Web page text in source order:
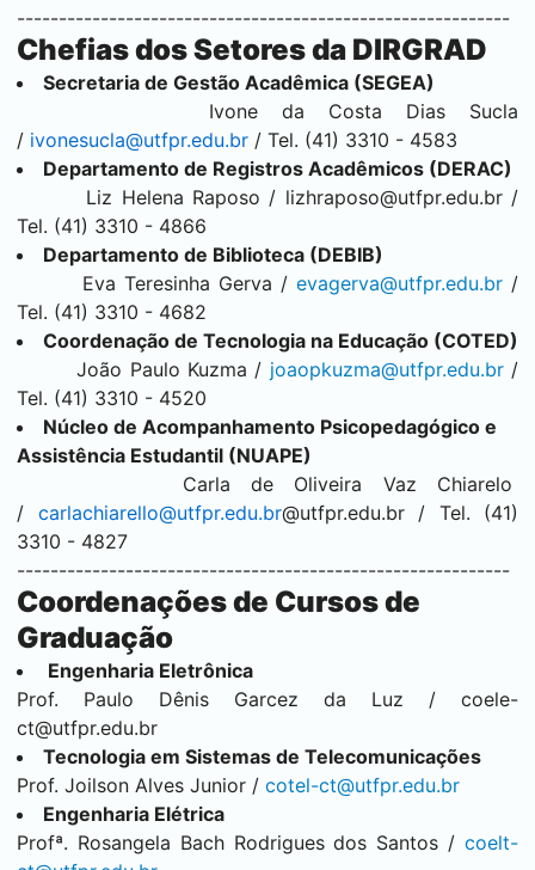
-----------------------------------------------------------
Chefias dos Setores da DIRGRAD
Secretaria de Gestão Acadêmica (SEGEA)
Ivone da Costa Dias Sucla
/ ivonesucla@utfpr.edu.br / Tel. (41) 3310 - 4583
Departamento de Registros Acadêmicos (DERAC)
Liz Helena Raposo / lizhraposo@utfpr.edu.br/
Tel. (41) 3310 - 4866
Departamento de Biblioteca (DEBIB)
Eva Teresinha Gerva /evagerva@utfpr.edu.br /
Tel. (41) 3310 - 4682
Coordenação de Tecnologia na Educação (COTED)
João Paulo Kuzma / joaopkuzma@utfpr.edu.br/
Tel. (41) 3310 - 4520
Núcleo de Acompanhamento Psicopedagógico e
Assistência Estudantil (NUAPE)
Carla de Oliveira Vaz Chiarelo
/ carlachiarello@utfpr.edu.br@utfpr.edu.br / Tel. (41)
3310 - 4827
-----------------------------------------------------------
Coordenações de Cursos de
Graduação
Engenharia Eletrônica
Prof. Paulo Dênis Garcez da Luz / coele-
ct@utfpr.edu.br
Tecnologia em Sistemas de Telecomunicações
Prof. Joilson Alves Junior / cotel-ct@utfpr.edu.br
Engenharia Elétrica
Profª. Rosangela Bach Rodrigues dos Santos / coelt-